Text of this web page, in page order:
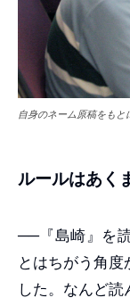
自身のネーム原稿をも
ルールはあく
──『島崎』を
とはちがう角度
した。なんど